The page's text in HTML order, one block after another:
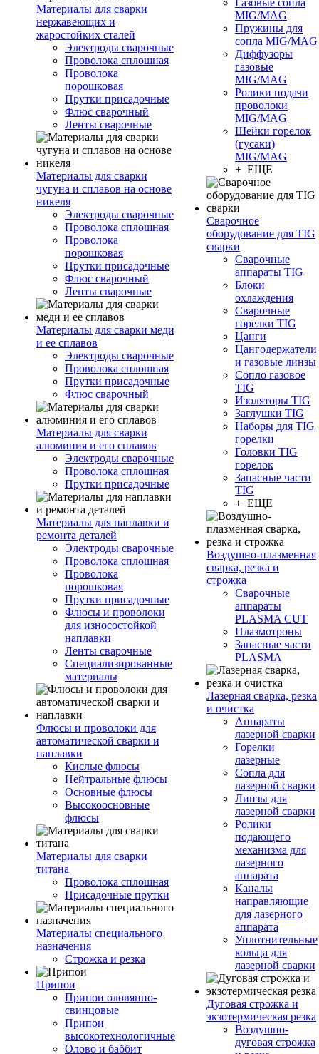
Материалы для сварки
нержавеющих и
жаростойких сталей
Электроды сварочные
Проволока сплошная
Проволока
порошковая
Прутки присадочные
Флюс сварочный
Ленты сварочные
Материалы для сварки
чугуна и сплавов на основе
никеля
Электроды сварочные
Проволока сплошная
Проволока
порошковая
Прутки присадочные
Флюс сварочный
Ленты сварочные
Материалы для сварки меди
и ее сплавов
Электроды сварочные
Проволока сплошная
Прутки присадочные
Флюс сварочный
Материалы для сварки
алюминия и его сплавов
Электроды сварочные
Проволока сплошная
Прутки присадочные
Материалы для наплавки и
ремонта деталей
Электроды сварочные
Проволока сплошная
Проволока
порошковая
Прутки присадочные
Флюсы и проволоки
для износостойкой
наплавки
Ленты сварочные
Специализированные
материалы
Флюсы и проволоки для
автоматической сварки и
наплавки
Кислые флюсы
Нейтральные флюсы
Основные флюсы
Высокоосновные
флюсы
Материалы для сварки
титана
Проволока сплошная
Присадочные прутки
Материалы специального
назначения
Строжка и резка
Припои
Припои оловянно-
свинцовые
Припои
высокотехнологичные
Олово и баббит
Газовые сопла
MIG/MAG
Пружины для
сопла MIG/MAG
Диффузоры
газовые
MIG/MAG
Ролики подачи
проволоки
MIG/MAG
Шейки горелок
(гусаки)
MIG/MAG
+ ЕЩЕ
Сварочное
оборудование для TIG
сварки
Сварочные
аппараты TIG
Блоки
охлаждения
Сварочные
горелки TIG
Цанги
Цангодержатели
и газовые линзы
Сопло газовое
TIG
Изоляторы TIG
Заглушки TIG
Наборы для TIG
горелки
Головки TIG
горелок
Запасные части
TIG
+ ЕЩЕ
Воздушно-плазменная
сварка, резка и
строжка
Сварочные
аппараты
PLASMA CUT
Плазмотроны
Запасные части
PLASMA
Лазерная сварка, резка
и очистка
Аппараты
лазерной сварки
Горелки
лазерные
Сопла для
лазерной сварки
Линзы для
лазерной сварки
Ролики
подающего
механизма для
лазерного
аппарата
Каналы
направляющие
для лазерного
аппарата
Уплотнительные
кольца для
лазерной сварки
Дуговая строжка и
экзотермическая резка
Воздушно-
дуговая строжка